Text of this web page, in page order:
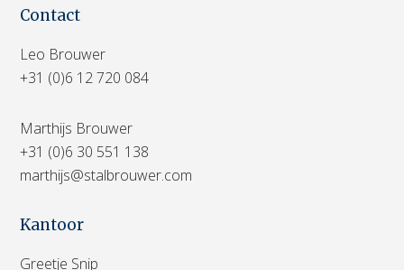
Contact
Leo Brouwer
+31 (0)6 12 720 084
Marthijs Brouwer
+31 (0)6 30 551 138
marthijs@stalbrouwer.com
Kantoor
Greetje Snip